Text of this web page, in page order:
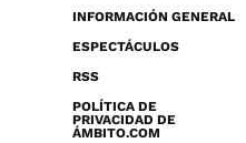
INFORMACIÓN GENERAL
ESPECTÁCULOS
RSS
POLÍTICA DE
PRIVACIDAD DE
ÁMBITO.COM